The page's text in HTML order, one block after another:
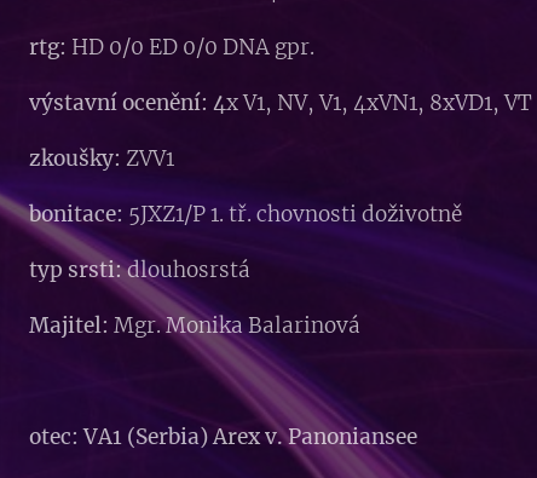
rtg: HD 0/0 ED 0/0 DNA gpr.
výstavní ocenění: 4x V1, NV, V1, 4xVN1, 8xVD1, VT
zkoušky: ZVV1
bonitace: 5JXZ1/P 1. tř. chovnosti doživotně
typ srsti:dlouhosrstá
Majitel:Mgr. Monika Balarinová
otec: VA1 (Serbia) Arex v. Panoniansee